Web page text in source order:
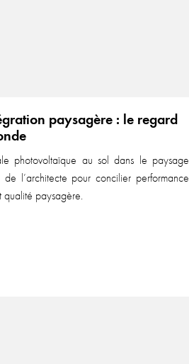
paysagère : le regard
photovoltaïque au sol dans le paysage
l’architecte pour concilier performance
paysagère.